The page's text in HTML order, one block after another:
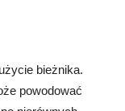
bieżnika.
powodować